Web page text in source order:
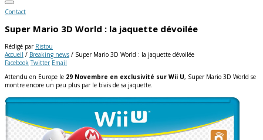
Contact
Super Mario 3D World : la jaquette dévoilée
Rédigé par Ristou
Accueil / Breaking news / Super Mario 3D World : la jaquette dévoilée
Facebook Twitter Email
Attendu en Europe le 29 Novembre en exclusivité sur Wii U, Super Mario 3D World se
montre encore un peu plus par le biais de sa jaquette.